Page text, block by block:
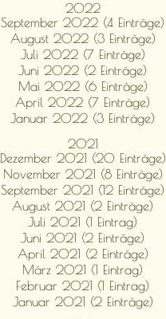
2022
September 2022 (4 Einträge)
August 2022 (3 Einträge)
Juli 2022 (7 Einträge)
Juni 2022 (2 Einträge)
Mai 2022 (6 Einträge)
April 2022 (7 Einträge)
Januar 2022 (3 Einträge)
2021
Dezember 2021 (20 Einträge)
November 2021 (8 Einträge)
September 2021 (12 Einträge)
August 2021 (2 Einträge)
Juli 2021 (1 Eintrag)
Juni 2021 (2 Einträge)
April 2021 (2 Einträge)
März 2021 (1 Eintrag)
Februar 2021 (1 Eintrag)
Januar 2021 (2 Einträge)